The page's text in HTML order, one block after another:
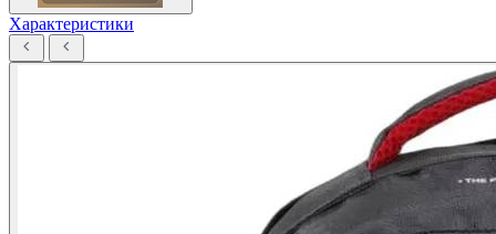
Характеристики